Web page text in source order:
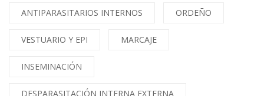
ANTIPARASITARIOS INTERNOS ORDEÑO
VESTUARIO Y EPI MARCAJE
INSEMINACIÓN
DESPARASITACIÓN INTERNA EXTERNA